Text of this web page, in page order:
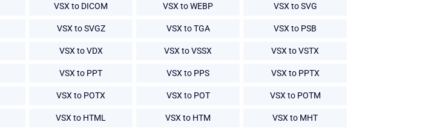
VSX to DICOM VSX to WEBP VSX to SVG
VSX to SVGZ VSX to TGA VSX to PSB
VSX to VDX VSX to VSSX VSX to VSTX
VSX to PPT VSX to PPS VSX to PPTX
VSX to POTX VSX to POT VSX to POTM
VSX to HTML VSX to HTM VSX to MHT